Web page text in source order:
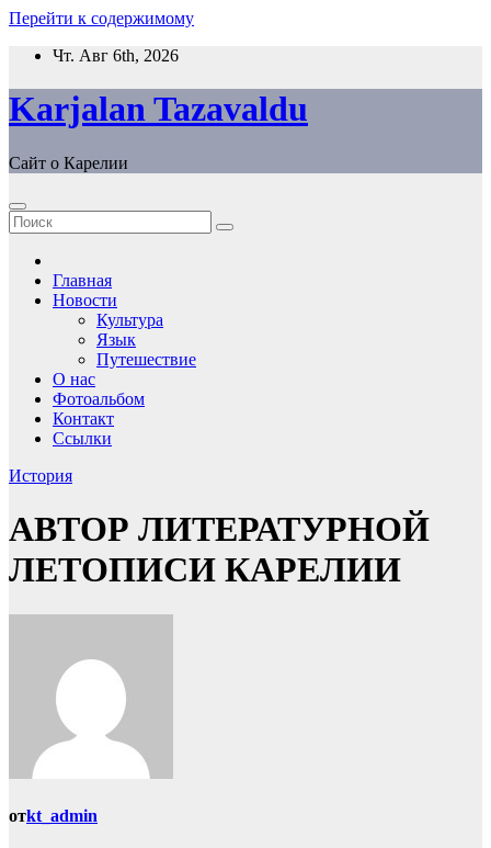
Перейти к содержимому
Чт. Авг 6th, 2026
Karjalan Tazavaldu
Сайт о Карелии
Главная
Новости
Культура
Язык
Путешествие
О нас
Фотоальбом
Контакт
Ссылки
История
АВТОР ЛИТЕРАТУРНОЙ
ЛЕТОПИСИ КАРЕЛИИ
отkt_admin